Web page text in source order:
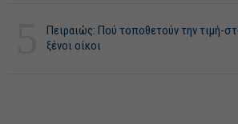
Πειραιώς: Πού τοποθετούν την τιμή-
ξένοι οίκοι